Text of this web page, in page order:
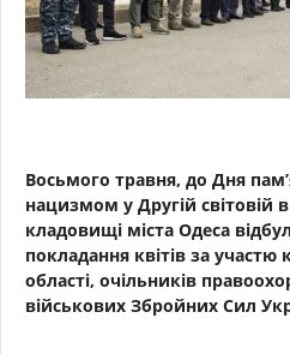
Восьмого травня, до Дня
нацизмом у Другій світовій
кладовищі міста Одеса
покладання квітів за участю
області, очільників
військових Збройних Сил